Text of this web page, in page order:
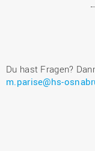
Du hast Fragen?
m.parise@hs-